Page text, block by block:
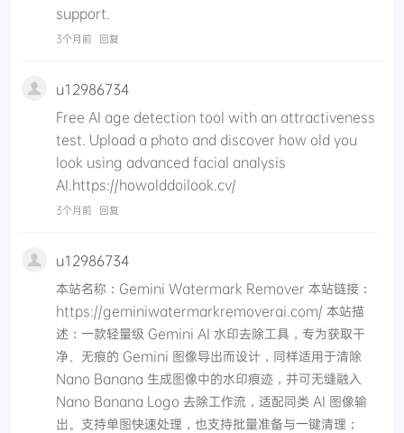
support.
3个月前 回复
u12986734
Free AI age detection tool with an attractiveness
test. Upload a photo and discover how old you
look using advanced facial analysis
AI.https://howolddoilook.cv/
3个月前 回复
u12986734
本站名称：Gemini Watermark Remover 本站链接：
https://geminiwatermarkremoverai.com/ 本站描
述：一款轻量级 Gemini AI 水印去除工具，专为获取干
净、无痕的 Gemini 图像导出而设计，同样适用于清除
Nano Banana 生成图像中的水印痕迹，并可无缝融入
Nano Banana Logo 去除工作流，适配同类 AI 图像输
出。支持单图快速处理，也支持批量准备与一键清理；